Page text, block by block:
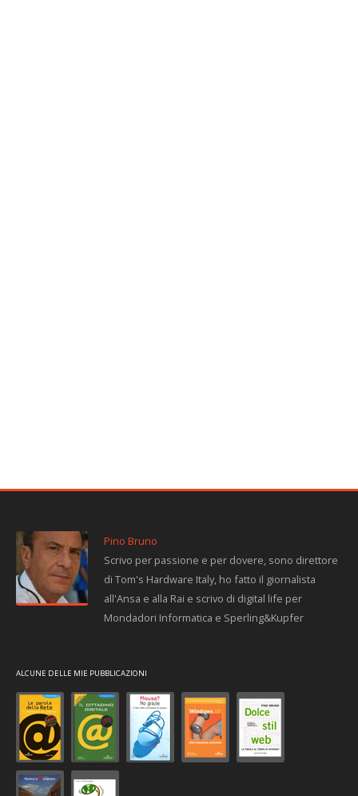
Pino Bruno
Scrivo per passione e per dovere, sono direttore
di Tom's Hardware Italy, ho fatto il giornalista
all'Ansa e alla Rai e scrivo di digital life per
Mondadori Informatica e Sperling&Kupfer
ALCUNE DELLE MIE PUBBLICAZIONI